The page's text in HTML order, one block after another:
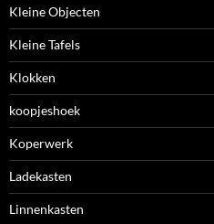
Kleine Objecten
Kleine Tafels
Klokken
koopjeshoek
Koperwerk
Ladekasten
Linnenkasten